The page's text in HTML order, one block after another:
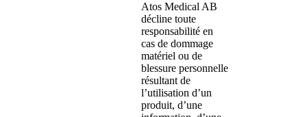
Atos Medical AB
décline toute
responsabilité en
cas de dommage
matériel ou de
blessure personnelle
résultant de
l’utilisation d’un
produit, d’une